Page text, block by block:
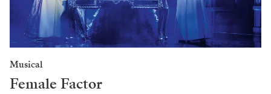
Musical
Female Factor